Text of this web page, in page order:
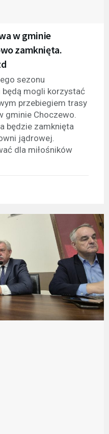
w gminie
zamknięta.
sezonu
mogli korzystać
przebiegiem trasy
gminie Choczewo.
będzie zamknięta
jądrowej.
dla miłośników